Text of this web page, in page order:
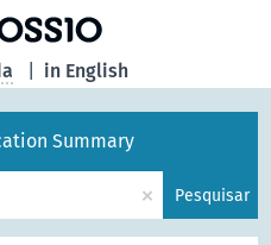
in English
Summary
× Pesquisar